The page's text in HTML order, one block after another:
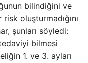
bilindiğini ve
oluşturmadığını
şunları söyledi:
bilmesi
1. ve 3. ayları